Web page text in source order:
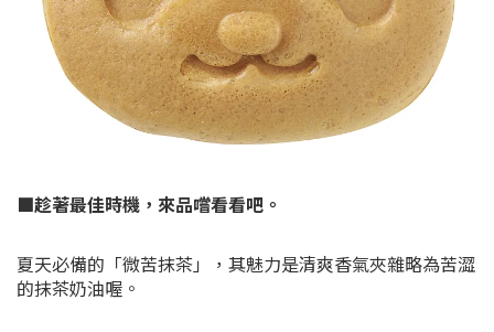
■趁著最佳時機，來品嚐看看吧。
夏天必備的「微苦抹茶」，其魅力是清爽香氣夾雜略為苦澀
的抹茶奶油喔。